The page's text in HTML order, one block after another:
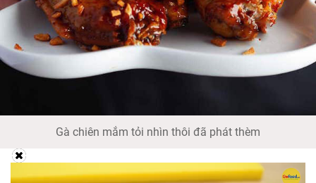
Gà chiên mắm tỏi nhìn thôi đã phát thèm